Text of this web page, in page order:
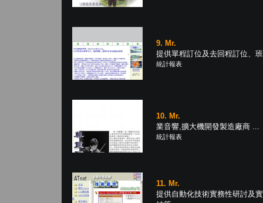
9. Mr.
提供單程訂位及去回程訂位、
統計報表
10. Mr.
業音響,擴大機開發製造廠商 ...
統計報表
11. Mr.
提供自動化技術實務性研討及